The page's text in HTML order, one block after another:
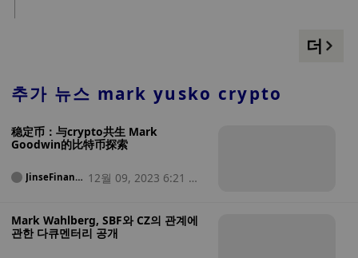
호화 시장이 비트코인이 다음 반감기를 경험할 내년까지 지속될
수 있는 새로운 강세장의 초기 단계에 있다고 말했습니다. "랠리
름에 막 진입하고 있습니다. 비트코인 ​​반감기는 축적 기간으로
이어질 것입니다. 반감기 이벤트는 내년 4월에 발생할 것으로 예
달한 후 암호화 겨울로 알려진 하락세에 대한 과잉 반응이 뒤따
랐습니다.” 마크 유스코(Mark Yusko)는 또한 비트코인의 가장 중
본 레이어로서 금을 대체할 수 있는 비트코인의 잠재력입니다.
더
추가 뉴스 mark yusko crypto
稳定币：与crypto共生 Mark
Goodwin的比特币探索
JinseFinanc
12월 09, 2023 6:21 오
Mark Wahlberg, SBF와 CZ의 관계에
관한 다큐멘터리 공개